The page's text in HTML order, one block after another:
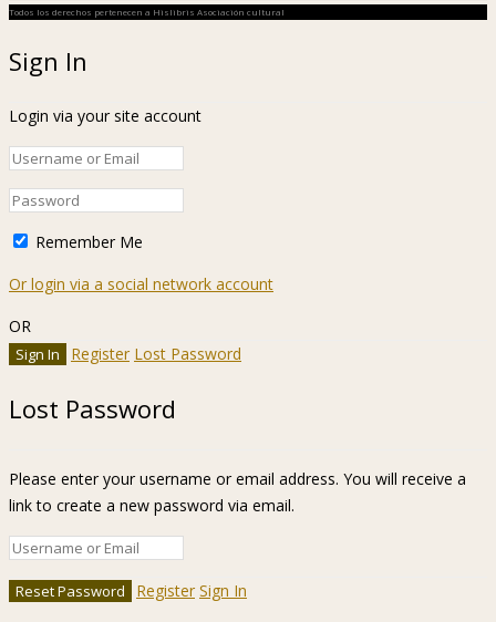
Todos los derechos pertenecen a Hislibris Asociación cultural
Sign In
Login via your site account
Remember Me
Or login via a social network account
OR
Register Lost Password
Lost Password
Please enter your username or email address. You will receive a
link to create a new password via email.
Register Sign In